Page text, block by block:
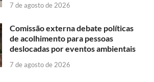
7 de agosto de 2026
Comissão externa debate políticas
de acolhimento para pessoas
deslocadas por eventos ambientais
7 de agosto de 2026